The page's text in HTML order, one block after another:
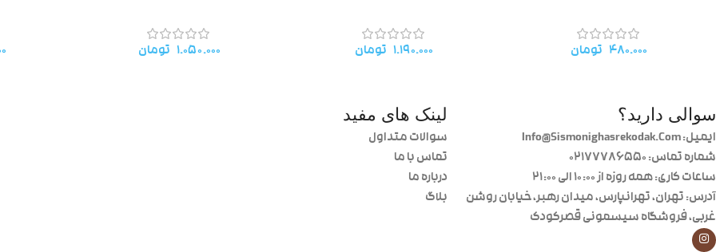
۴۸۰.۰۰۰ تومان ۱.۱۹۰.۰۰۰ تومان ۱.۰۵۰.۰۰۰ تومان
سوالی دارید؟
ایمیل: Info@Sismonighasrekodak.Com
شماره تماس: 02177786550
ساعات کاری: همه روزه از ۱۰:۰۰ الی ۲۱:۰۰
آدرس: تهران، تهرانپارس، میدان رهبر، خیابان روشن
غربی، فروشگاه سیسمونی قصرکودک
لینک های مفید
سوالات متداول
تماس با ما
درباره ما
بلاگ